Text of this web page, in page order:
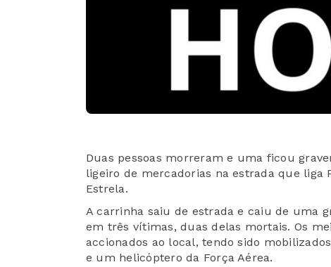
Duas pessoas morreram e uma ficou
ligeiro de mercadorias na estrada que liga
Estrela.
A carrinha saiu de estrada e caiu de uma
em três vítimas, duas delas mortais. Os
accionados ao local, tendo sido
e um helicóptero da Força Aérea.